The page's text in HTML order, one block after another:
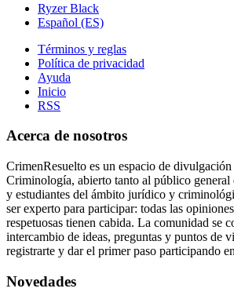
Ryzer Black
Español (ES)
Términos y reglas
Política de privacidad
Ayuda
Inicio
RSS
Acerca de nosotros
CrimenResuelto es un espacio de divulgación
Criminología, abierto tanto al público general
y estudiantes del ámbito jurídico y
ser experto para participar: todas las
respetuosas tienen cabida. La comunidad se
intercambio de ideas, preguntas y puntos de
registrarte y dar el primer paso participando
Novedades